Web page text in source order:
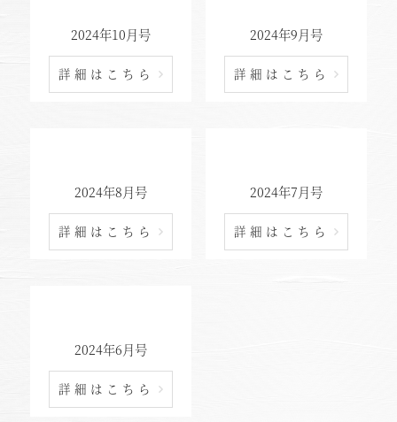
東北・北関東エリア
2024年10月号
詳細はこちら
2024年9月号
詳細はこちら
2024年8月号
詳細はこちら
2024年7月号
詳細はこちら
2024年6月号
詳細はこちら